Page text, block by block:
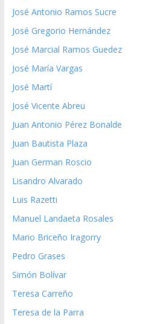
José Antonio Ramos Sucre
José Gregorio Hernández
José Marcial Ramos Guedez
José María Vargas
José Martí
José Vicente Abreu
Juan Antonio Pérez Bonalde
Juan Bautista Plaza
Juan German Roscio
Lisandro Alvarado
Luis Razetti
Manuel Landaeta Rosales
Mario Briceño Iragorry
Pedro Grases
Simón Bolívar
Teresa Carreño
Teresa de la Parra